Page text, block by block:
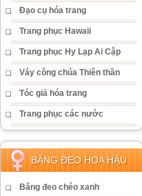
Đạo cụ hóa trang
Trang phục Hawaii
Trang phục Hy Lạp Ai Cập
Váy công chúa Thiên thần
Tóc giả hóa trang
Trang phục các nước
BĂNG ĐEO HOA HẬU
Băng đeo chéo xanh